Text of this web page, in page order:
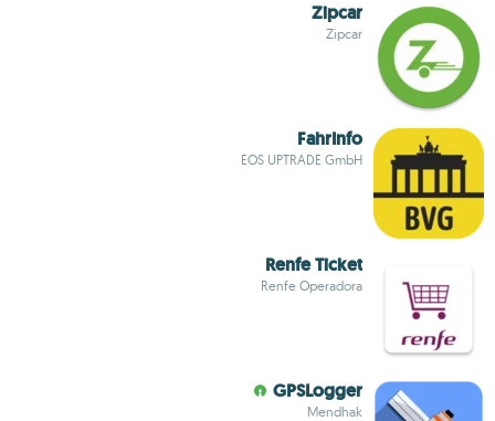
Zipcar
Zipcar
FahrInfo
EOS UPTRADE GmbH
Renfe Ticket
Renfe Operadora
GPSLogger
Mendhak